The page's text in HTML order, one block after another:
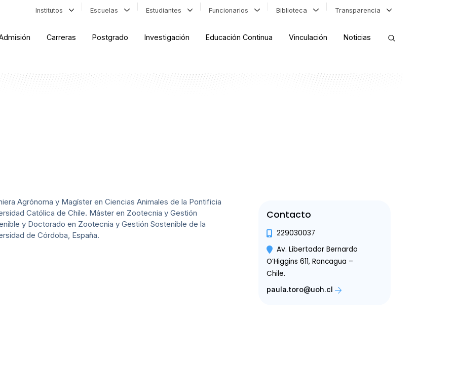
Institutos Escuelas Estudiantes Funcionarios Biblioteca Transparencia
Carreras Postgrado Investigación Educación Continua Vinculación Noticias
Agrónoma y Magíster en Ciencias Animales de la Pontificia
Católica de Chile. Máster en Zootecnia y Gestión
y Doctorado en Zootecnia y Gestión Sostenible de la
de Córdoba, España.
Contacto
229030037
Av. Libertador Bernardo
O’Higgins 611, Rancagua –
Chile.
paula.toro@uoh.cl